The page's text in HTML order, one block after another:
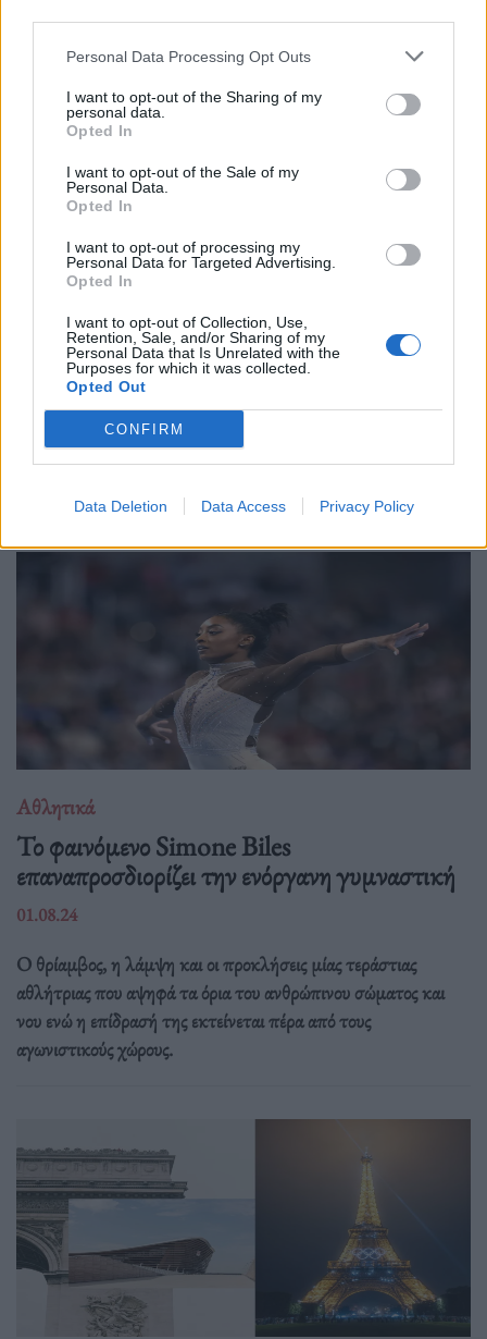
Personal Data Processing Opt Outs
I want to opt-out of the Sharing of my
personal data.
Opted In
I want to opt-out of the Sale of my
Personal Data.
Opted In
I want to opt-out of processing my
Personal Data for Targeted Advertising.
Opted In
I want to opt-out of Collection, Use,
Retention, Sale, and/or Sharing of my
Personal Data that Is Unrelated with the
Purposes for which it was collected.
Opted Out
CONFIRM
Data Deletion Data Access Privacy Policy
Αθλητικά
Οι γυναίκες του WNBA ζητούν όσα τους
αξίζουν: «Πληρώστε ό,τι μάς χρωστάτε»
23.07.25
Εκεί που όσο δυνατά και να φωνάξεις κανείς δεν σε ακούει,
είσαι αναγκασμένος να περάσεις στην επίθεση. Αυτό έκαναν
και οι παίκτριες του WNBA, οι οποίες μάχονται για την δίκαιη
Αθλητικά
Το φαινόμενο Simone Biles
επαναπροσδιορίζει την ενόργανη γυμναστική
01.08.24
Ο θρίαμβος, η λάμψη και οι προκλήσεις μίας τεράστιας
αθλήτριας που αψηφά τα όρια του ανθρώπινου σώματος και
νου ενώ η επίδρασή της εκτείνεται πέρα από τους
αγωνιστικούς χώρους.